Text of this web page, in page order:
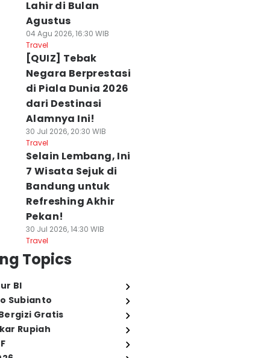
Lahir di Bulan
Agustus
04 Agu 2026, 16:30 WIB
Travel
[QUIZ] Tebak
Negara Berprestasi
di Piala Dunia 2026
dari Destinasi
Alamnya Ini!
30 Jul 2026, 20:30 WIB
Travel
Selain Lembang, Ini
7 Wisata Sejuk di
Bandung untuk
Refreshing Akhir
Pekan!
30 Jul 2026, 14:30 WIB
Travel
Topics
BI
Subianto
Gratis
Rupiah